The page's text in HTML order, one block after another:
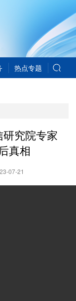
热点专题
研究院专家
真相
07-21